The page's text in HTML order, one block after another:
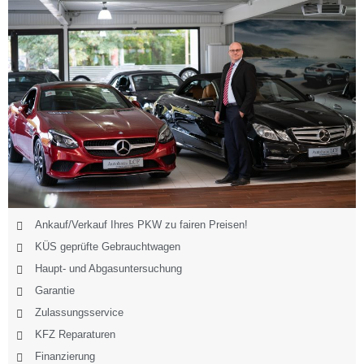
Ankauf/Verkauf Ihres PKW zu fairen Preisen!
KÜS geprüfte Gebrauchtwagen
Haupt- und Abgasuntersuchung
Garantie
Zulassungsservice
KFZ Reparaturen
Finanzierung